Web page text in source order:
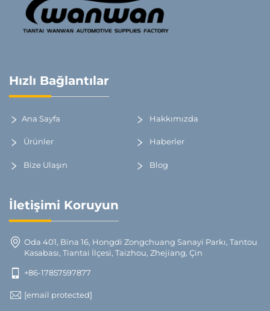
Hızlı Bağlantılar
Ana Sayfa Hakkımızda
Ürünler Haberler
Bize Ulaşın Blog
İletişimi Koruyun
Oda 401, Bina 16, Hongdi Zongchuang Sanayi Parkı, Tantou
Kasabası, Tiantai İlçesi, Taizhou, Zhejiang, Çin
+86-17857597877
[email protected]